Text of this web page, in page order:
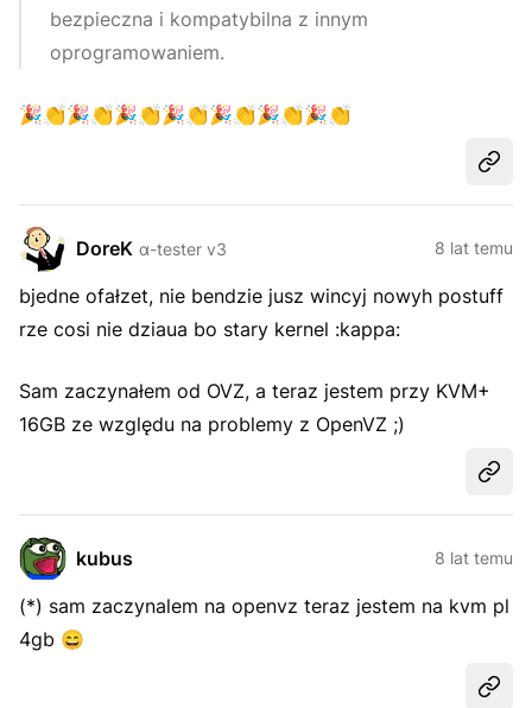
bezpieczna i kompatybilna z innym
oprogramowaniem.
🎉👏🎉👏🎉👏🎉👏🎉👏🎉👏🎉👏
DoreK α-tester v3 8 lat temu
bjedne ofałzet, nie bendzie jusz wincyj nowyh postuff
rze cosi nie dziaua bo stary kernel :kappa:
Sam zaczynałem od OVZ, a teraz jestem przy KVM+
16GB ze względu na problemy z OpenVZ ;)
kubus 8 lat temu
(*) sam zaczynalem na openvz teraz jestem na kvm pl
4gb 😄